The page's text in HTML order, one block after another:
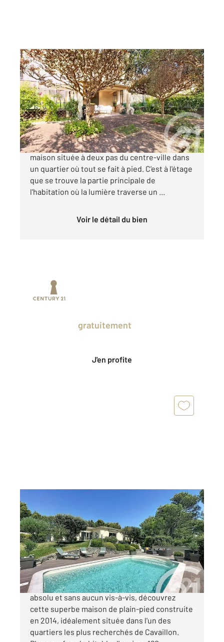
CAVAILLON 84
141,21 m2, 4 pièces
Ref : 3221
Maison à vendre
276 000 €
CAVAILLON - Venez découvrir cette charmante
maison située à deux pas du centre-ville dans
un quartier où tout se fait à pied. C'est à l'étage
que se trouve la partie principale de
l'habitation où la lumière traverse un ...
Voir le détail du bien
gratuitement
J'en profite
185 m , 5 pièces
Ref : 3613
Maison à vendre
829 000 €
CAVAILLON Dans un cadre privilégié, au calme
absolu et sans aucun vis-à-vis, découvrez
cette superbe maison de plain-pied construite
en 2014, idéalement située dans l'un des
quartiers les plus recherchés de Cavaillon.